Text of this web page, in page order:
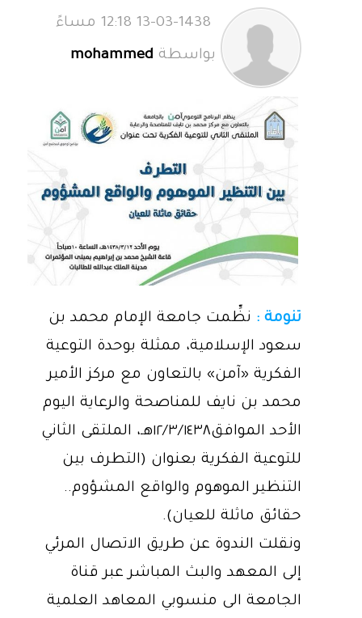
بواسطة mohammed
تنومة : نظِّمت جامعة الإمام محمد بن
سعود الإسلامية، ممثلة بوحدة التوعية
الفكرية «آمن» بالتعاون مع مركز الأمير
محمد بن نايف للمناصحة والرعاية اليوم
الأحد الموافق١٢/٣/١٤٣٨هـ، الملتقى الثاني
للتوعية الفكرية بعنوان (التطرف بين
التنظير الموهوم والواقع المشؤوم..
حقائق ماثلة للعيان).
ونقلت الندوة عن طريق الاتصال المرئي
إلى المعهد والبث المباشر عبر قناة
الجامعة الى منسوبي المعاهد العلمية